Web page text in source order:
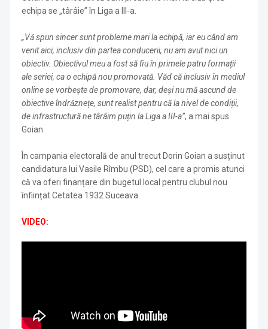
echipa se „târâie” în Liga a III-a.
„Vă spun sincer sunt probleme mari la echipă, iar eu când am
venit aici, inclusiv din partea conducerii, nu am avut nici un
obiectiv. Obiectivul meu a fost să fiu în primele patru formații
ale seriei, ca o echipă nou promovată. Văd că inclusiv în mediul
online se vorbește de promovare, dar, deși nu mă ascund de
obiective îndrăznețe, sunt realist pentru că la nivel de condiții,
de infrastructură ne târâim puțin la Liga a III-a”, a mai spus
Goian.
În campania electorală de anul trecut Dorin Goian a susținut
candidatura lui Vasile Rîmbu (PSD), cel care a promis atunci
că va oferi finanțare din bugetul local pentru clubul nou
înființat Cetatea 1932 Suceava.
VIDEO: